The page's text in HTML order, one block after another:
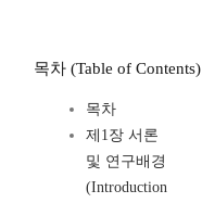
목차 (Table of Contents)
목차
제1장 서론
및 연구배경
(Introduction